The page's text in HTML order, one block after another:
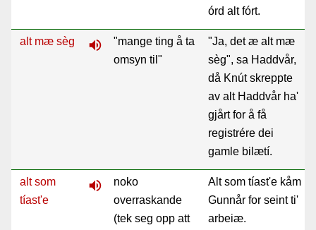
órd alt fórt.
alt mæ sèg volume_up
"mange ting å ta
omsyn til"
"Ja, det æ alt mæ
sèg", sa Haddvår,
då Knút skreppte
av alt Haddvår ha'
gjårt for å få
registrére dei
gamle bilætí.
alt som
tíast'e
volume_up
noko
overraskande
(tek seg opp att
Alt som tíast'e kåm
Gunnår for seint ti'
arbeiæ.